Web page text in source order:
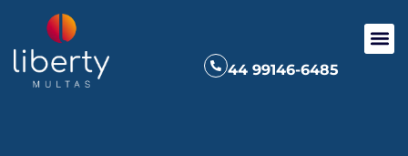
44 99146-6485